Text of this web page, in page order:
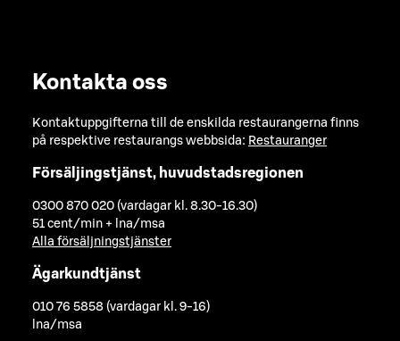
Kontakta oss
Kontaktuppgifterna till de enskilda restaurangerna finns
på respektive restaurangs webbsida: Restauranger
Försäljingstjänst, huvudstadsregionen
0300 870 020 (vardagar kl. 8.30-16.30)
51 cent/min + lna/msa
Alla försäljningstjänster
Ägarkundtjänst
010 76 5858 (vardagar kl. 9-16)
lna/msa